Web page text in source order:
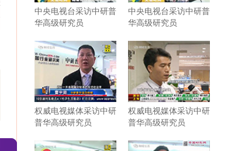
究的紧密合作。贵司研究报告结构紧凑，内容
充实，数据参考力度强，为我司企业发展和战
略规划带来了实际性的帮助。相信有很多企业
需要你们这样的行业分析公司协助和支持。尤
其是贵司对于客户报告需求的延伸服务，为我
司提供了更多有针对性、宝贵的行业研判。希
望在以后的发展过程中继续保持紧密合作与共
同进步。
中央电视台采访中研普
华高级研究员
中央电视台采访中研普
华高级研究员
权威电视媒体采访中研
普华高级研究员
权威电视媒体采访中研
普华高级研究员